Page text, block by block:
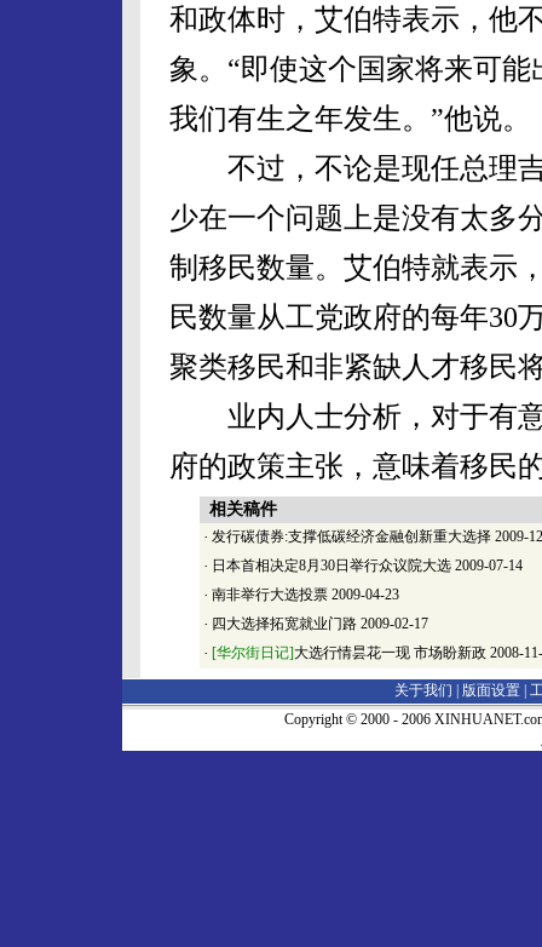
和政体时，艾伯特表示，他
象。“即使这个国家将来可
我们有生之年发生。”他说。
不过，不论是现任总理吉
少在一个问题上是没有太多
制移民数量。艾伯特就表示
民数量从工党政府的每年30
聚类移民和非紧缺人才移
业内人士分析，对于有意
府的政策主张，意味着移民
相关稿件
· 发行碳债券:支撑低碳经济金融创新重大选择 2009-
· 日本首相决定8月30日举行众议院大选 2009-07-14
· 南非举行大选投票 2009-04-23
· 四大选择拓宽就业门路 2009-02-17
· [华尔街日记]大选行情昙花一现 市场盼新政 2008-
关于我们 | 版面设置
Copyright © 2000 - 2006